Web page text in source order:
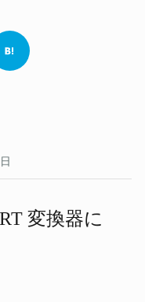
変換器に​